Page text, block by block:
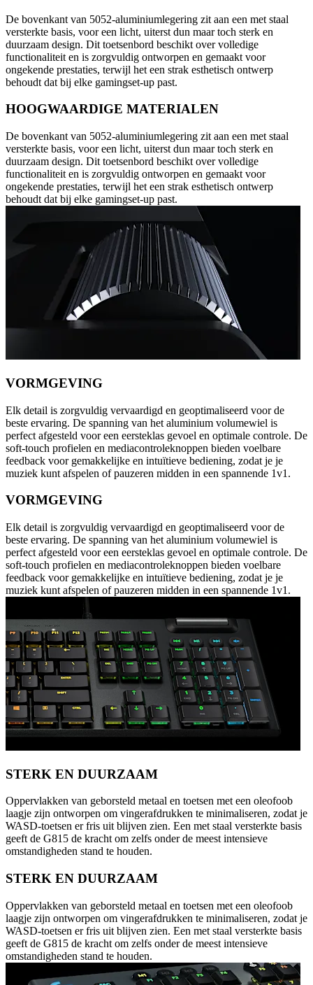
De bovenkant van 5052-aluminiumlegering zit aan een met staal
versterkte basis, voor een licht, uiterst dun maar toch sterk en
duurzaam design. Dit toetsenbord beschikt over volledige
functionaliteit en is zorgvuldig ontworpen en gemaakt voor
ongekende prestaties, terwijl het een strak esthetisch ontwerp
behoudt dat bij elke gamingset-up past.
HOOGWAARDIGE MATERIALEN
De bovenkant van 5052-aluminiumlegering zit aan een met staal
versterkte basis, voor een licht, uiterst dun maar toch sterk en
duurzaam design. Dit toetsenbord beschikt over volledige
functionaliteit en is zorgvuldig ontworpen en gemaakt voor
ongekende prestaties, terwijl het een strak esthetisch ontwerp
behoudt dat bij elke gamingset-up past.
VORMGEVING
Elk detail is zorgvuldig vervaardigd en geoptimaliseerd voor de
beste ervaring. De spanning van het aluminium volumewiel is
perfect afgesteld voor een eersteklas gevoel en optimale controle. De
soft-touch profielen en mediacontroleknoppen bieden voelbare
feedback voor gemakkelijke en intuïtieve bediening, zodat je je
muziek kunt afspelen of pauzeren midden in een spannende 1v1.
VORMGEVING
Elk detail is zorgvuldig vervaardigd en geoptimaliseerd voor de
beste ervaring. De spanning van het aluminium volumewiel is
perfect afgesteld voor een eersteklas gevoel en optimale controle. De
soft-touch profielen en mediacontroleknoppen bieden voelbare
feedback voor gemakkelijke en intuïtieve bediening, zodat je je
muziek kunt afspelen of pauzeren midden in een spannende 1v1.
STERK EN DUURZAAM
Oppervlakken van geborsteld metaal en toetsen met een oleofoob
laagje zijn ontworpen om vingerafdrukken te minimaliseren, zodat je
WASD-toetsen er fris uit blijven zien. Een met staal versterkte basis
geeft de G815 de kracht om zelfs onder de meest intensieve
omstandigheden stand te houden.
STERK EN DUURZAAM
Oppervlakken van geborsteld metaal en toetsen met een oleofoob
laagje zijn ontworpen om vingerafdrukken te minimaliseren, zodat je
WASD-toetsen er fris uit blijven zien. Een met staal versterkte basis
geeft de G815 de kracht om zelfs onder de meest intensieve
omstandigheden stand te houden.